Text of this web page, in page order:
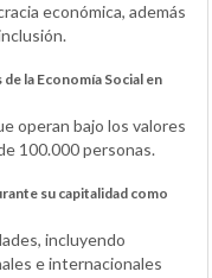
económica, además
la Economía Social en
operan bajo los valores
100.000 personas.
su capitalidad como
incluyendo
e internacionales